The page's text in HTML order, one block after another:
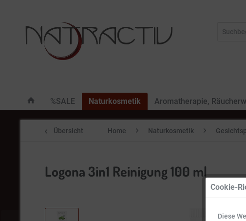
%SALE Naturkosmetik Aromatherapie,
Übersicht Home Naturkosmetik
Logona 3in1 Reinigung 100 ml
Cookie-
Diese